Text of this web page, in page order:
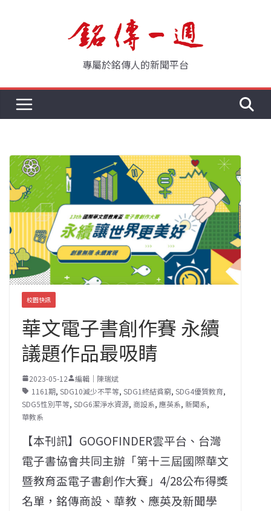
專屬於銘傳人的新聞平台
校園快訊
華文電子書創作賽 永續
議題作品最吸睛
2023-05-12
編輯｜陳瑞斌
1161期, SDG10減少不平等, SDG1終結貧窮, SDG4優質教育,
SDG5性別平等, SDG6潔淨水資源, 商設系, 應英系, 新聞系,
華教系
【本刊訊】GOGOFINDER雲平台、台灣
電子書協會共同主辦「第十三屆國際華文
暨教育盃電子書創作大賽」4/28公布得獎
名單，銘傳商設、華教、應英及新聞學